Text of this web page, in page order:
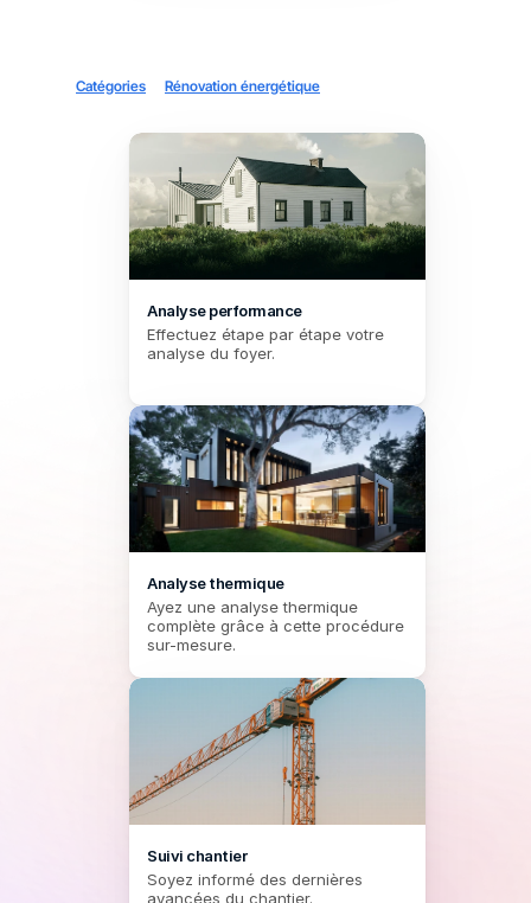
Catégories Rénovation énergétique
Analyse performance
Effectuez étape par étape votre
analyse du foyer.
Analyse thermique
Ayez une analyse thermique
complète grâce à cette procédure
sur-mesure.
Suivi chantier
Soyez informé des dernières
avancées du chantier.